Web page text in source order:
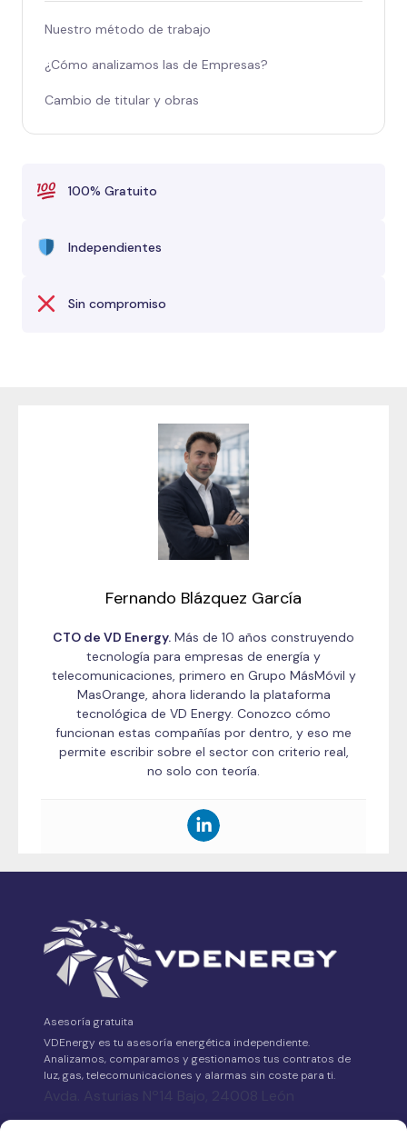
Nuestro método de trabajo
¿Cómo analizamos las de Empresas?
Cambio de titular y obras
100% Gratuito
Independientes
Sin compromiso
Fernando Blázquez García
CTO de VD Energy. Más de 10 años construyendo
tecnología para empresas de energía y
telecomunicaciones, primero en Grupo MásMóvil y
MasOrange, ahora liderando la plataforma
tecnológica de VD Energy. Conozco cómo
funcionan estas compañías por dentro, y eso me
permite escribir sobre el sector con criterio real,
no solo con teoría.
Asesoría gratuita
VDEnergy es tu asesoría energética independiente.
Analizamos, comparamos y gestionamos tus contratos de
luz, gas, telecomunicaciones y alarmas sin coste para ti.
Avda. Asturias Nº14 Bajo, 24008 León